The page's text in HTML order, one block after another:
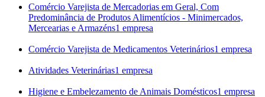
Comércio Varejista de Mercadorias em Geral, Com
Predominância de Produtos Alimentícios - Minimercados,
Mercearias e Armazéns1 empresa
Comércio Varejista de Medicamentos Veterinários1 empresa
Atividades Veterinárias1 empresa
Higiene e Embelezamento de Animais Domésticos1 empresa